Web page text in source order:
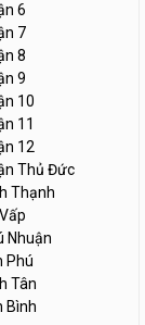
6
7
8
9
10
11
12
Thủ Đức
Thạnh
Nhuận
Phú
Tân
Bình